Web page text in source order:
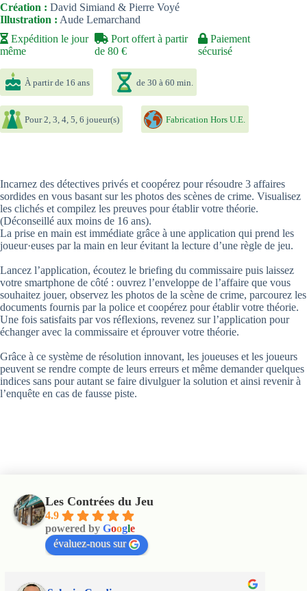
Expédition le jour
même
Port offert à partir
de 80 €
Paiement
sécurisé
Création : David Simiand & Pierre Voyé
Illustration : Aude Lemarchand
À partir de 16 ans de 30 à 60 min.
Pour 2, 3, 4, 5, 6 joueur(s) Fabrication Hors U.E.
Incarnez des détectives privés et coopérez pour résoudre 3 affaires
sordides en vous basant sur les photos des scènes de crime. Visualisez
les clichés et compilez les preuves pour établir votre théorie.
(Déconseillé aux moins de 16 ans).
La prise en main est immédiate grâce à une application qui prend les
joueur·euses par la main en leur évitant la lecture d’une règle de jeu.
Lancez l’application, écoutez le briefing du commissaire puis laissez
votre smartphone de côté : ouvrez l’enveloppe de l’affaire que vous
souhaitez jouer, observez les photos de la scène de crime, parcourez les
documents fournis par la police et coopérez pour établir votre théorie.
Une fois satisfaits par vos réflexions, revenez sur l’application pour
échanger avec la commissaire et éprouver votre théorie.
Grâce à ce système de résolution innovant, les joueuses et les joueurs
peuvent se rendre compte de leurs erreurs et même demander quelques
indices sans pour autant se faire divulguer la solution et ainsi revenir à
l’enquête en cas de fausse piste.
Les Contrées du Jeu
4.9
powered by Google
évaluez-nous sur